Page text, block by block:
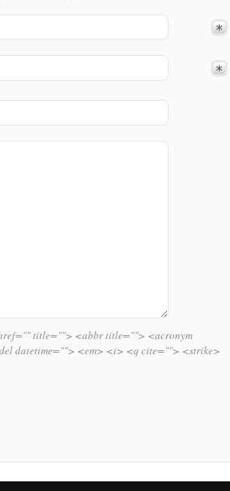
title=""> <abbr title=""> <acronym
datetime=""> <em> <i> <q cite=""> <strike>